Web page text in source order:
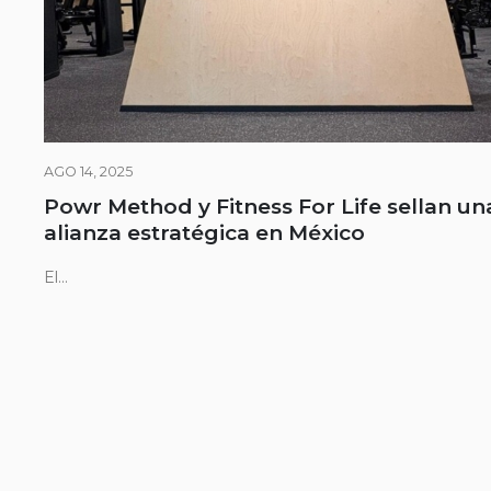
AGO 14, 2025
Powr Method y Fitness For Life sellan
alianza estratégica en México
El...